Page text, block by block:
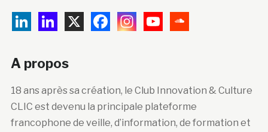
A propos
18 ans après sa création, le Club Innovation & Culture
CLIC est devenu la principale plateforme
francophone de veille, d’information, de formation et